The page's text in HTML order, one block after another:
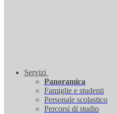
Servizi
Panoramica
Famiglie e studenti
Personale scolastico
Percorsi di studio